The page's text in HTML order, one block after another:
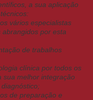
a sua aplicação
vários especialistas
por esta
de trabalhos
clínica por todos os
sua melhor integração
de preparação e